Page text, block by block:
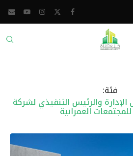
فئة:
والرئيس التنفيذي لشركة
العمرانية